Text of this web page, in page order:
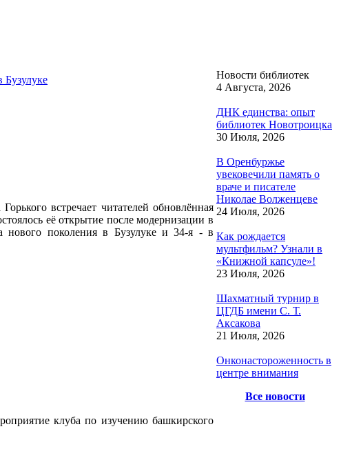
встречает читателей обновлённая
её открытие после модернизации в
нового поколения в Бузулуке и 34‑я - в
клуба по изучению башкирского
Новости библиотек
4 Августа, 2026
ДНК единства: опыт
библиотек Новотроицка
30 Июля, 2026
В Оренбуржье
увековечили память о
враче и писателе
Николае Волженцеве
24 Июля, 2026
Как рождается
мультфильм? Узнали в
«Книжной капсуле»!
23 Июля, 2026
Шахматный турнир в
ЦГДБ имени С. Т.
Аксакова
21 Июля, 2026
Онконастороженность в
центре внимания
Все новости